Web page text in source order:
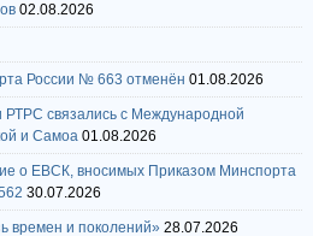
02.08.2026
России № 663 отменён 01.08.2026
связались с Международной
и Самоа 01.08.2026
о ЕВСК, вносимых Приказом Минспорта
30.07.2026
времен и поколений» 28.07.2026